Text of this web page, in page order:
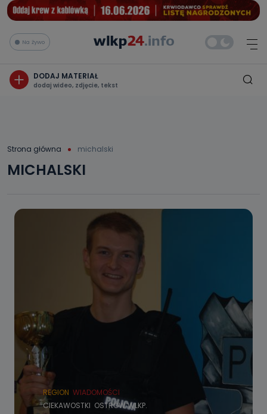
Na żywo
DODAJ MATERIAŁ
dodaj wideo, zdjęcie, tekst
Strona główna michalski
MICHALSKI
REGION WIADOMOŚCI
CIEKAWOSTKI OSTRÓW WLKP.